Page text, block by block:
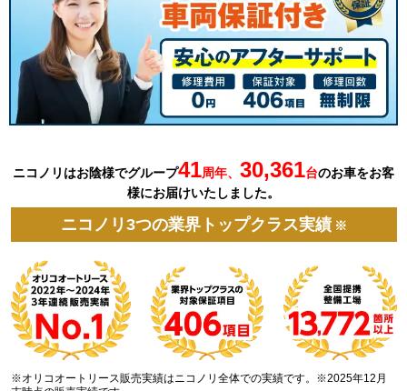
ニコノリはお陰様でグループ41周年、 30,361台のお車をお客
様にお届けいたしました。
ニコノリ3つの業界トップクラス実績 ※
※オリコオートリース販売実績はニコノリ全体での実績です。※2025年12月